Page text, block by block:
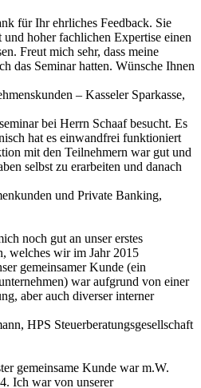
für Ihr ehrliches Feedback. Sie
hoher fachlichen Expertise einen
Freut mich sehr, dass meine
das Seminar hatten. Wünsche Ihnen
– Kasseler Sparkasse,
bei Herrn Schaaf besucht. Es
hat es einwandfrei funktioniert
mit den Teilnehmern war gut und
selbst zu erarbeiten und danach
und Private Banking,
noch gut an unser erstes
welches wir im Jahr 2015
gemeinsamer Kunde (ein
war aufgrund von einer
aber auch diverser interner
HPS Steuerberatungsgesellschaft
gemeinsame Kunde war m.W.
Ich war von unserer